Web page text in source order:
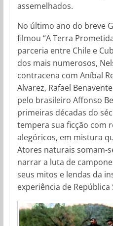
assemelhados.
No último ano do breve
filmou “A Terra
parceria entre Chile e
dos mais numerosos,
contracena com Aníbal
Alvarez, Rafael
pelo brasileiro Affonso
primeiras décadas do
tempera sua ficção com
alegóricos, em mistura
Atores naturais somam-
narrar a luta de
seus mitos e lendas da
experiência de República